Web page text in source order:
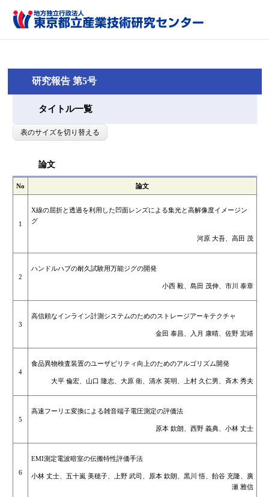
研究報告 第5号
タイトル一覧
表のサイズを切り替える
論文
No 論文
1
X線の屈折と透過を利用した凹面レンズによる集光と高解像度イメージン
グ
河原 大吾、高田 茂
2
ハンドルハブの耐久試験用万能ジグの開発
小西 毅、島田 茂伸、市川 泰章
3
高信頼なインライン計測システムのためのストレージアーキテクチャ
金田 泰昌、入月 康晴、佐野 宏靖
4
食品異物検査装置のユーザビリティ向上のためのアルゴリズム開発
大平 倫宏、山口 隆志、大原 衛、清水 英明、上村 久仁男、斉木 秀夫
5
高速フーリエ変換による雑音端子電圧測定の評価法
原本 欽朗、西野 義典、小林 丈士
6
EMI測定電波暗室の伝搬特性評価手法
小林 丈士、五十嵐 美穂子、上野 武司、原本 欽朗、黒川 悟、飴谷 充隆、廣
瀬 雅信